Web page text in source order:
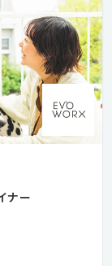
ナー